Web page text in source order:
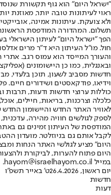
"ישראל היום" הוא גוף תקשורת
ראוי לעיתונות טובה יותר, מאוזנת
ולא צועקת. עיתונות אמינה,
הפך "ישראל היום" לעיתון הישראלי
חול. מו"ל העיתון היא ד"ר מרים
והעורך המייסד הוא עמוס רגב.
חדשות מסביב לשעון, תוכן בלעדי,
וידיאו, פודקאסטים ושידורים חיים.
כוללות ערוצי חדשות ודעות, תרבות
לאוויר האתר החדש והיישומון
לספק לגולשים חוויה מהירה,
המודפסת של העיתון זמינים גם
לקבל אותם גם בניוזלטר. מועדון
היום" מציע לגולשי האתר הנחות
היום פתוח להערות, לביקורת
במייל hayom@israelhayom.co.il.
יום ראשון, 26.4.2026
ט' באייר תשפ"ו
חדשות
דעות